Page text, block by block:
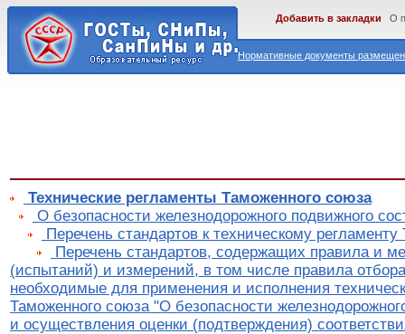
Нормативные документы
Добавить в закладки О
Технические регламенты Таможенного союза
О безопасности железнодорожного подвижного
Перечень стандартов к техническому
Перечень стандартов, содержащих правила и
(испытаний) и измерений, в том числе правила
необходимые для применения и исполнения
Таможенного союза "О безопасности
и осуществления оценки (подтверждения)